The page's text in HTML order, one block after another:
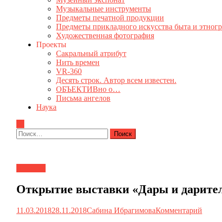
Музыкальные инструменты
Предметы печатной продукции
Предметы прикладного искусства быта и
Художественная фотография
Проекты
Сакральный атрибут
Нить времен
VR-360
Десять строк. Автор всем известен.
ОБЪЕКТИВно о…
Письма ангелов
Наука
Найти:
Открытие выставки «Дары и
11.03.201828.11.2018Сабина ИбрагимоваКомментарий